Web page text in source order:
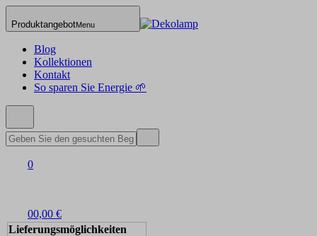
ProduktangebotMenu
Blog
Kollektionen
Kontakt
So sparen Sie Energie 🌱
0
00,00 €
Lieferungsmöglichkeiten